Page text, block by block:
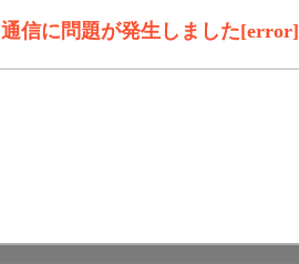
通信に問題が発生しました[error]